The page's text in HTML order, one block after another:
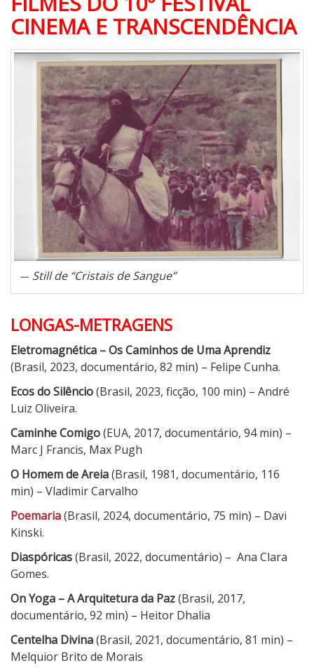
CINEMA E TRANSCENDÊNCIA
Still de “Cristais de Sangue”
LONGAS-METRAGENS
Eletromagnética – Os Caminhos de Uma Aprendiz
(Brasil, 2023, documentário, 82 min) – Felipe Cunha.
Ecos do Silêncio(Brasil, 2023, ficção, 100 min) – André
Luiz Oliveira.
Caminhe Comigo(EUA, 2017, documentário, 94 min) –
Marc J Francis, Max Pugh
O Homem de Areia(Brasil, 1981, documentário, 116
min) – Vladimir Carvalho
Poemaria(Brasil, 2024, documentário, 75 min) – Davi
Kinski.
Diaspóricas(Brasil, 2022, documentário) – Ana Clara
Gomes.
On Yoga – A Arquitetura da Paz(Brasil, 2017,
documentário, 92 min) – Heitor Dhalia
Centelha Divina(Brasil, 2021, documentário, 81 min) –
Melquior Brito de Morais